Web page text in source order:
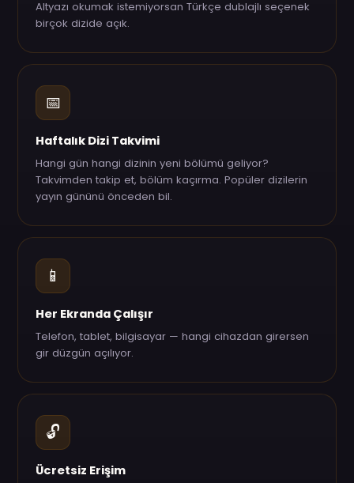
Altyazı okumak istemiyorsan Türkçe dublajlı seçenek
birçok dizide açık.
📅
Haftalık Dizi Takvimi
Hangi gün hangi dizinin yeni bölümü geliyor?
Takvimden takip et, bölüm kaçırma. Popüler dizilerin
yayın gününü önceden bil.
📱
Her Ekranda Çalışır
Telefon, tablet, bilgisayar — hangi cihazdan girersen
gir düzgün açılıyor.
🔓
Ücretsiz Erişim